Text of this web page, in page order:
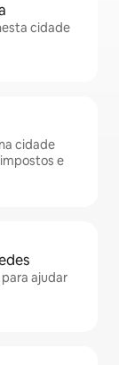
cidade
cidade
e
ajudar